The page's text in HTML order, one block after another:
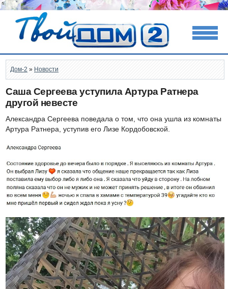
Дом-2 » Новости
Саша Сергеева уступила Артура Ратнера
другой невесте
Александра Сергеева поведала о том, что она ушла из комнаты
Артура Ратнера, уступив его Лизе Кордобовской.